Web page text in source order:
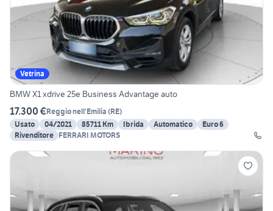
Vetrina
BMW X1 xdrive 25e Business Advantage auto
17.300 €Reggio nell'Emilia (RE)
Usato
04/2021 85711 Km Ibrida Automatico
Euro 6
Rivenditore FERRARI MOTORS